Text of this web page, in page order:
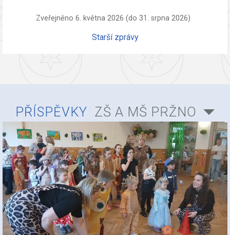
Zveřejněno 6. května 2026 (do 31. srpna 2026)
Starší zprávy
PŘÍSPĚVKY ZŠ A MŠ PRŽNO